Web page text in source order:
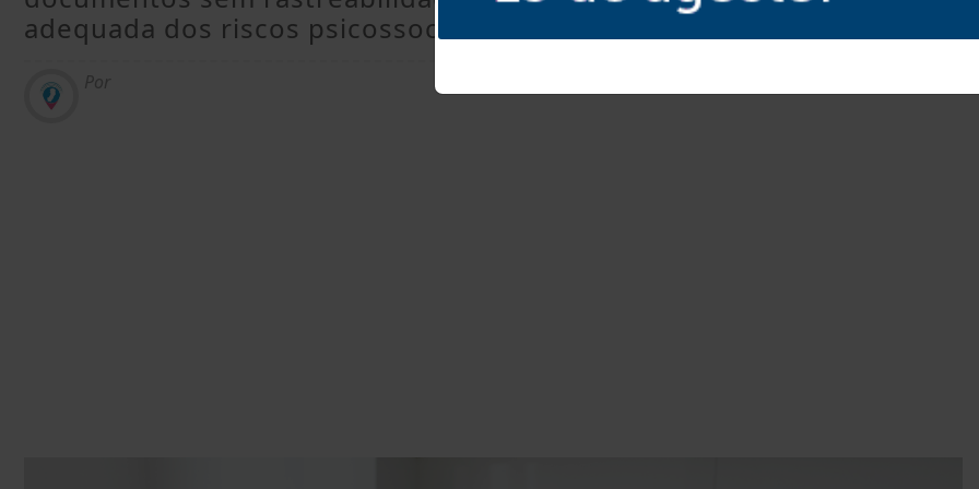
adequada dos riscos psicossociais nas empresas
Por